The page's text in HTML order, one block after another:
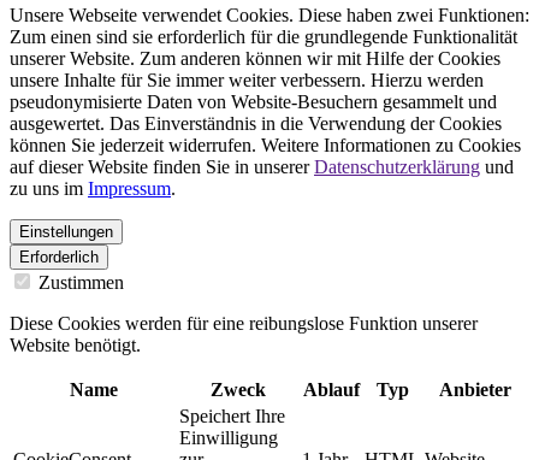
Unsere Webseite verwendet Cookies. Diese haben zwei Funktionen:
Zum einen sind sie erforderlich für die grundlegende Funktionalität
unserer Website. Zum anderen können wir mit Hilfe der Cookies
unsere Inhalte für Sie immer weiter verbessern. Hierzu werden
pseudonymisierte Daten von Website-Besuchern gesammelt und
ausgewertet. Das Einverständnis in die Verwendung der Cookies
können Sie jederzeit widerrufen. Weitere Informationen zu Cookies
auf dieser Website finden Sie in unsererDatenschutzerklärung und
zu uns im Impressum.
Einstellungen
Erforderlich
Zustimmen
Diese Cookies werden für eine reibungslose Funktion unserer
Website benötigt.
Name Zweck Ablauf Typ Anbieter
Speichert Ihre
Einwilligung